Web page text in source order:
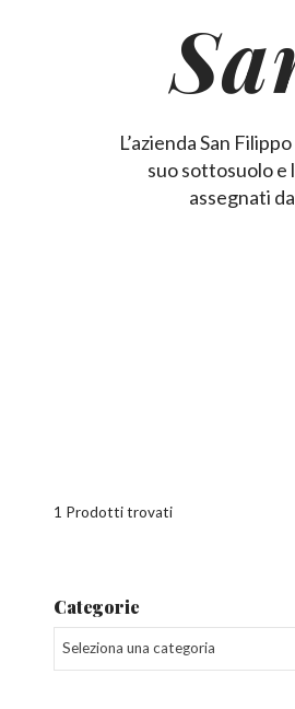
L’azienda San
suo sottosuolo e
assegnati
1 Prodotti trovati
Categorie
Seleziona una categoria